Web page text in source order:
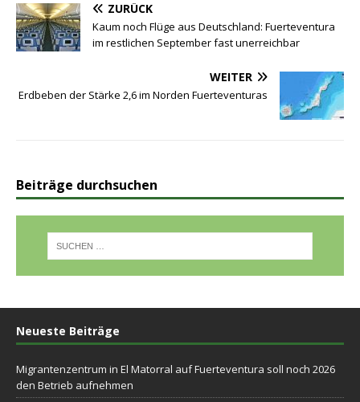
ZURÜCK
Kaum noch Flüge aus Deutschland: Fuerteventura
im restlichen September fast unerreichbar
WEITER
Erdbeben der Stärke 2,6 im Norden Fuerteventuras
Beiträge durchsuchen
Neueste Beiträge
Migrantenzentrum in El Matorral auf Fuerteventura soll noch 2026
den Betrieb aufnehmen